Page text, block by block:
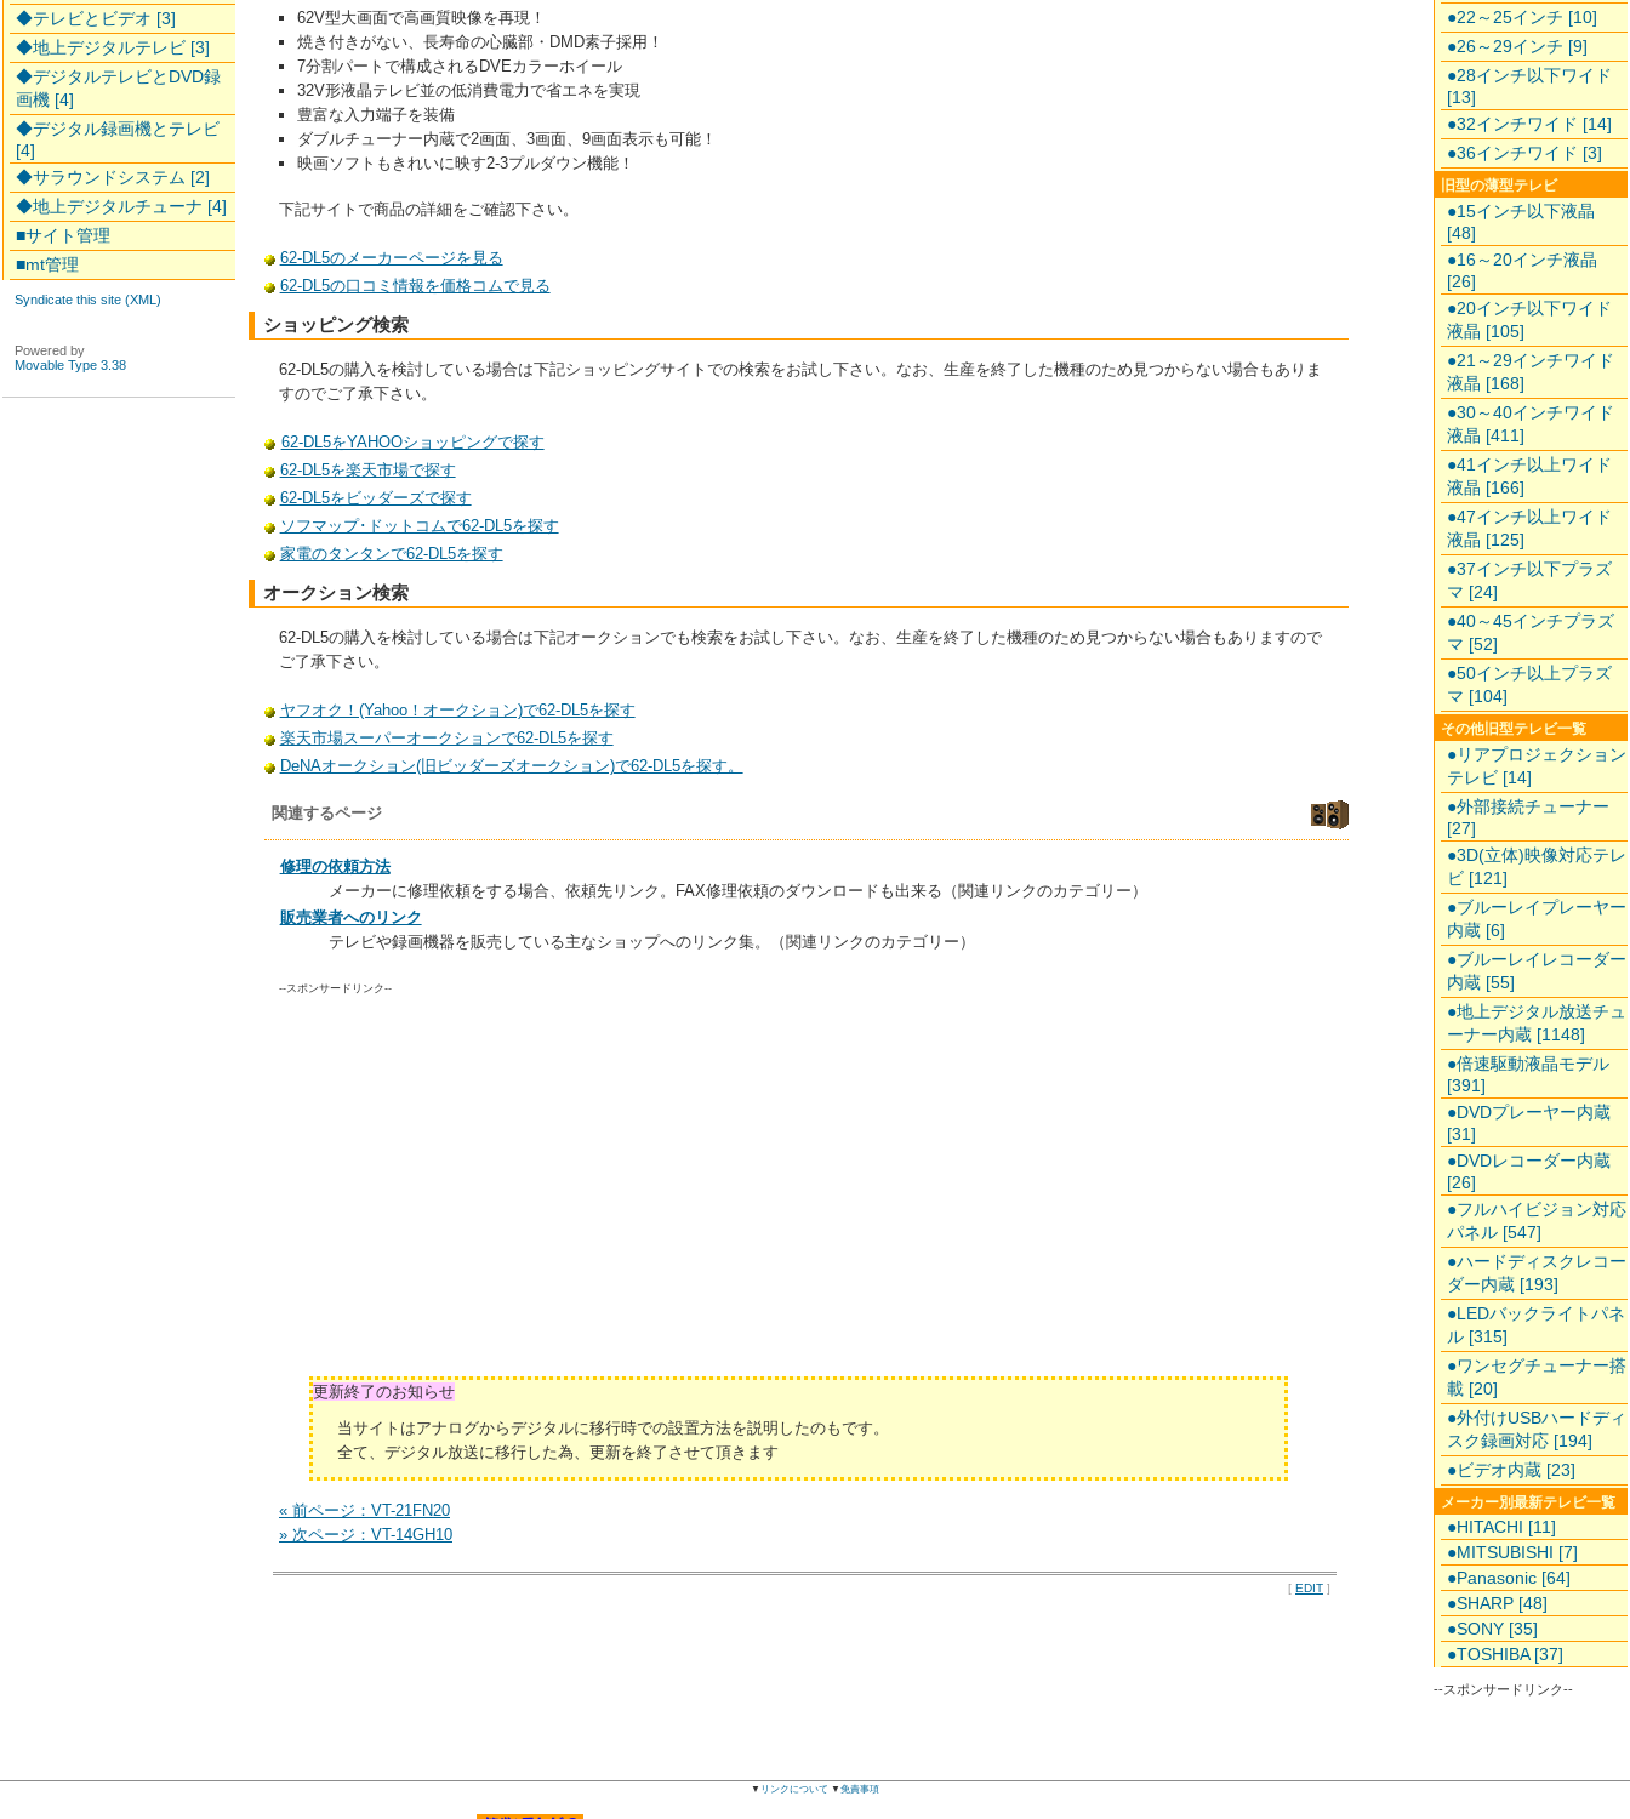
62V型大画面で高画質映像を再現！
焼き付きがない、長寿命の心臓部・DMD素子採用！
7分割パートで構成されるDVEカラーホイール
32V形液晶テレビ並の低消費電力で省エネを実現
豊富な入力端子を装備
ダブルチューナー内蔵で2画面、3画面、9画面表示も可能！
映画ソフトもきれいに映す2-3プルダウン機能！
下記サイトで商品の詳細をご確認下さい。
62-DL5のメーカーページを見る
62-DL5の口コミ情報を価格コムで見る
ショッピング検索
62-DL5の購入を検討している場合は下記ショッピングサイトでの検索をお試し下さい。なお、生産を終了した機種のため見つからない場合もありま
すのでご了承下さい。
62-DL5をYAHOOショッピングで探す
62-DL5を楽天市場で探す
62-DL5をビッダーズで探す
ソフマップ･ドットコムで62-DL5を探す
家電のタンタンで62-DL5を探す
オークション検索
62-DL5の購入を検討している場合は下記オークションでも検索をお試し下さい。なお、生産を終了した機種のため見つからない場合もありますので
ご了承下さい。
ヤフオク！(Yahoo！オークション)で62-DL5を探す
楽天市場スーパーオークションで62-DL5を探す
DeNAオークション(旧ビッダーズオークション)で62-DL5を探す。
関連するページ
修理の依頼方法
メーカーに修理依頼をする場合、依頼先リンク。FAX修理依頼のダウンロードも出来る（関連リンクのカテゴリー）
販売業者へのリンク
テレビや録画機器を販売している主なショップへのリンク集。（関連リンクのカテゴリー）
--スポンサードリンク--
更新終了のお知らせ
当サイトはアナログからデジタルに移行時での設置方法を説明したのもです。
全て、デジタル放送に移行した為、更新を終了させて頂きます
« 前ページ：VT-21FN20
» 次ページ：VT-14GH10
[ EDIT ]
◆テレビとビデオ [3]
◆地上デジタルテレビ [3]
◆デジタルテレビとDVD録
画機 [4]
◆デジタル録画機とテレビ
[4]
◆サラウンドシステム [2]
◆地上デジタルチューナ [4]
■サイト管理
■mt管理
Syndicate this site (XML)
Powered by
Movable Type 3.38
●22～25インチ [10]
●26～29インチ [9]
●28インチ以下ワイド
[13]
●32インチワイド [14]
●36インチワイド [3]
旧型の薄型テレビ
●15インチ以下液晶
[48]
●16～20インチ液晶
[26]
●20インチ以下ワイド
液晶 [105]
●21～29インチワイド
液晶 [168]
●30～40インチワイド
液晶 [411]
●41インチ以上ワイド
液晶 [166]
●47インチ以上ワイド
液晶 [125]
●37インチ以下プラズ
マ [24]
●40～45インチプラズ
マ [52]
●50インチ以上プラズ
マ [104]
その他旧型テレビ一覧
●リアプロジェクション
テレビ [14]
●外部接続チューナー
[27]
●3D(立体)映像対応テレ
ビ [121]
●ブルーレイプレーヤー
内蔵 [6]
●ブルーレイレコーダー
内蔵 [55]
●地上デジタル放送チュ
ーナー内蔵 [1148]
●倍速駆動液晶モデル
[391]
●DVDプレーヤー内蔵
[31]
●DVDレコーダー内蔵
[26]
●フルハイビジョン対応
パネル [547]
●ハードディスクレコー
ダー内蔵 [193]
●LEDバックライトパネ
ル [315]
●ワンセグチューナー搭
載 [20]
●外付けUSBハードディ
スク録画対応 [194]
●ビデオ内蔵 [23]
メーカー別最新テレビ一覧
●HITACHI [11]
●MITSUBISHI [7]
●Panasonic [64]
●SHARP [48]
●SONY [35]
●TOSHIBA [37]
--スポンサードリンク--
▼ リンクについて ▼ 免責事項